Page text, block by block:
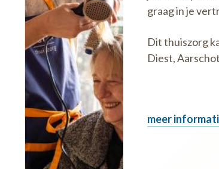
graag in je
Dit thuiszorg
Diest,
meer